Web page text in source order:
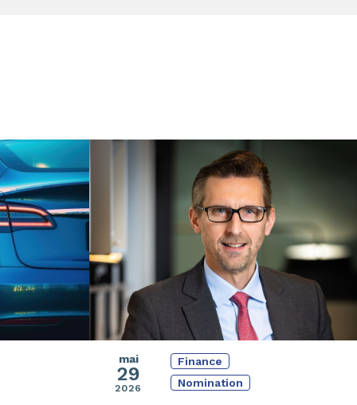
mai
29
2026
Finance
Nomination